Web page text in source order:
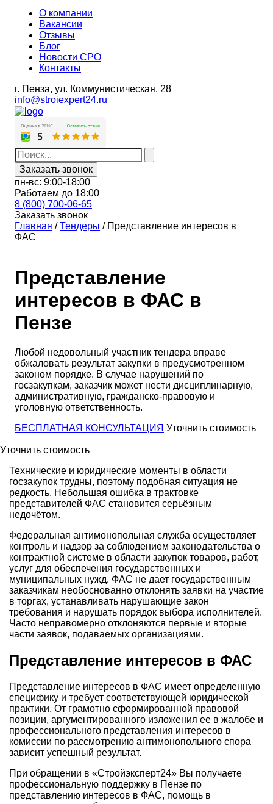
О компании
Вакансии
Отзывы
Блог
Новости СРО
Контакты
г. Пенза, ул. Коммунистическая, 28
info@stroiexpert24.ru
Заказать звонок
пн-вс: 9:00-18:00
Работаем до 18:00
8 (800) 700-06-65
Заказать звонок
Главная / Тендеры / Представление интересов в
ФАС
Представление
интересов в ФАС в
Пензе
Любой недовольный участник тендера вправе
обжаловать результат закупки в предусмотренном
законом порядке. В случае нарушений по
госзакупкам, заказчик может нести дисциплинарную,
административную, гражданско-правовую и
уголовную ответственность.
БЕСПЛАТНАЯ КОНСУЛЬТАЦИЯ Уточнить стоимость
Уточнить стоимость
Технические и юридические моменты в области
госзакупок трудны, поэтому подобная ситуация не
редкость. Небольшая ошибка в трактовке
представителей ФАС становится серьёзным
недочётом.
Федеральная антимонопольная служба осуществляет
контроль и надзор за соблюдением законодательства о
контрактной системе в области закупок товаров, работ,
услуг для обеспечения государственных и
муниципальных нужд. ФАС не дает государственным
заказчикам необоснованно отклонять заявки на участие
в торгах, устанавливать нарушающие закон
требования и нарушать порядок выбора исполнителей.
Часто неправомерно отклоняются первые и вторые
части заявок, подаваемых организациями.
Представление интересов в ФАС
Представление интересов в ФАС имеет определенную
специфику и требует соответствующей юридической
практики. От грамотно сформированной правовой
позиции, аргументированного изложения ее в жалобе и
профессионального представления интересов в
комиссии по рассмотрению антимонопольного спора
зависит успешный результат.
При обращении в «Стройэксперт24» Вы получаете
профессиональную поддержку в Пензе по
представлению интересов в ФАС, помощь в